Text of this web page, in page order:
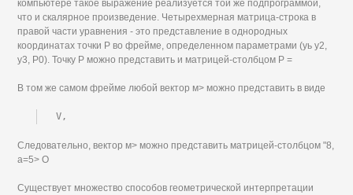
компьютере такое выражение реализуется той же подпрограммой,
что и скалярное произведение. Четырехмерная матрица-строка в
правой части уравнения - это представление в однородных
координатах точки Р во фрейме, определенном параметрами (уь у2,
у3, Р0). Точку Р можно представить и матрицей-столбцом Р =
В том же самом фрейме любой вектор м> можно представить в виде
V,
Следовательно, вектор м> можно представить матрицей-столбцом "8,
а=5> О
Существует множество способов геометрической интерпретации